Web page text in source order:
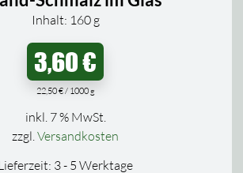
Inhalt: 160 g
3,60€
22,50€/ 1000g
inkl. 7 % MwSt.
zzgl.Versandkosten
3 - 5 Werktage